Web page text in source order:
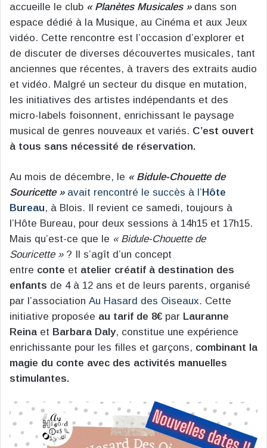
accueille le club « Planètes Musicales »dans son
espace dédié à la Musique, au Cinéma et aux Jeux
vidéo. Cette rencontre est l’occasion d’explorer et
de discuter de diverses découvertes musicales, tant
anciennes que récentes, à travers des extraits audio
et vidéo. Malgré un secteur du disque en mutation,
les initiatives des artistes indépendants et des
micro-labels foisonnent, enrichissant le paysage
musical de genres nouveaux et variés. C’est ouvert
à tous sans nécessité de réservation.
Au mois de décembre, le « Bidule-Chouette de
Souricette » avait rencontré le succès à l’Hôte
Bureau, à Blois. Il revient ce samedi, toujours à
l’Hôte Bureau, pour deux sessions à 14h15 et 17h15.
Mais qu’est-ce que le « Bidule-Chouette de
Souricette »? Il s’agît d’un concept
entre conte et atelier créatif à destination des
enfants de 4 à 12 ans et de leurs parents, organisé
par l’association Au Hasard des Oiseaux. Cette
initiative proposée au tarif de 8€ par Lauranne
Reina et Barbara Daly, constitue une expérience
enrichissante pour les filles et garçons, combinant la
magie du conte avec des activités manuelles
stimulantes.